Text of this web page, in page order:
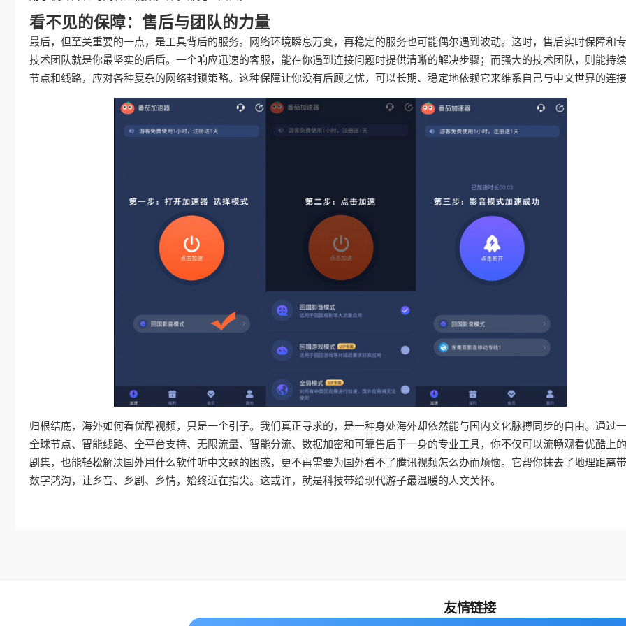
看不见的保障：售后与团队的力量
最后，但至关重要的一点，是工具背后的服务。网络环境瞬息万变，再稳定的服务也可能偶尔遇到波动。这时，售后实时保障和
技术团队就是你最坚实的后盾。一个响应迅速的客服，能在你遇到连接问题时提供清晰的解决步骤；而强大的技术团队，则能持
节点和线路，应对各种复杂的网络封锁策略。这种保障让你没有后顾之忧，可以长期、稳定地依赖它来维系自己与中文世界的连接
归根结底，海外如何看优酷视频，只是一个引子。我们真正寻求的，是一种身处海外却依然能与国内文化脉搏同步的自由。通过
全球节点、智能线路、全平台支持、无限流量、智能分流、数据加密和可靠售后于一身的专业工具，你不仅可以流畅观看优酷上
剧集，也能轻松解决国外用什么软件听中文歌的困惑，更不再需要为国外看不了腾讯视频怎么办而烦恼。它帮你抹去了地理距离
数字鸿沟，让乡音、乡剧、乡情，始终近在指尖。这或许，就是科技带给现代游子最温暖的人文关怀。
友情链接